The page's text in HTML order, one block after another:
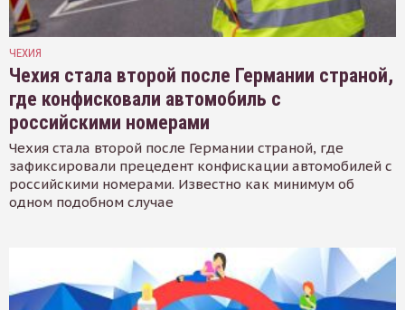
ЧЕХИЯ
Чехия стала второй после Германии страной,
где конфисковали автомобиль с
российскими номерами
Чехия стала второй после Германии страной, где
зафиксировали прецедент конфискации автомобилей с
российскими номерами. Известно как минимум об
одном подобном случае